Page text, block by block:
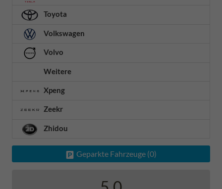
Toyota
Volkswagen
Volvo
Weitere
Xpeng
Zeekr
Zhidou
Geparkte Fahrzeuge (0)